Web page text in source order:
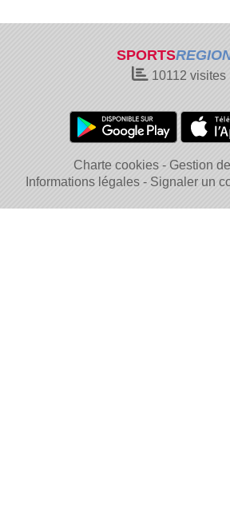
SPORTS
10112 visites
Charte cookies
Gestion
Informations légales
Signaler un